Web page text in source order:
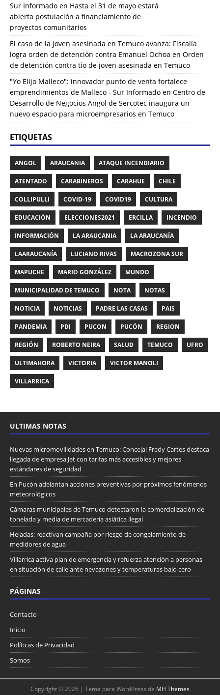
Sur Informado en Hasta el 31 de mayo estará
abierta postulación a financiamiento de
proyectos comunitarios
El caso de la joven asesinada en Temuco avanza: Fiscalía
logra orden de detención contra Emanuel Ochoa en Orden
de detención contra tío de joven asesinada en Temuco
"Yo Elijo Malleco": innovador punto de venta fortalece
emprendimientos de Malleco - Sur Informado en Centro de
Desarrollo de Negocios Angol de Sercotec inaugura un
nuevo espacio para microempresarios en Temuco
ETIQUETAS
ANGOL ARAUCANIA ATAQUE INCENDIARIO
ATENTADO CARABINEROS CARAHUE CHILE
COLLIPULLI COVID-19 COVID19 CULTURA
EDUCACIÓN ELECCIONES2021 ERCILLA INCENDIO
INFORMACIÓN LA ARAUCANIA LA ARAUCANÍA
LAARAUCANÍA LUCIANO RIVAS MACROZONA SUR
MAPUCHE MARIO GONZÁLEZ MUNDO
MUNICIPALIDAD DE TEMUCO NOTA NOTAS
NOTICIA NOTICIAS PADRE LAS CASAS PAIS
PANDEMIA PDI PUCON PUCÓN REGION
REGIÓN ROBERTO NEIRA SALUD TEMUCO UFRO
ULTIMAHORA VICTORIA VICTOR MANOLI
VILLARRICA
ULTIMAS NOTAS
Nuevas micromovilidades en Temuco: Concejal Fredy Cartes destaca
llegada de empresa Jet con tarifas más accesibles y mejores
estándares de seguridad
En Pucón adelantan acciones preventivas por próximos fenómenos
meteorológicos
Cámaras municipales de Temuco detectaron la comercialización de
tonelada y media de mercadería asiática ilegal
Heladas: reactivan campaña por riesgo de congelamiento de
medidores de agua
Villarrica activa plan de emergencia y refuerza atención a personas
en situación de calle ante nevazones y temperaturas bajo cero
PÁGINAS
Contacto
Inicio
Políticas de Privacidad
Somos
Copyright © 2026 | Tema para WordPress de MH Themes